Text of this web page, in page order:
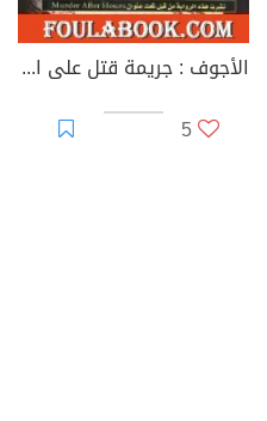
الأجوف : جريمة قتل على المسبح أسرار عائلية غامضة
5